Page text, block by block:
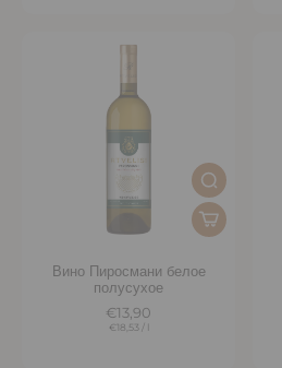
Вино Пиросмани белое
полусухое
€13,90
€18,53/ l